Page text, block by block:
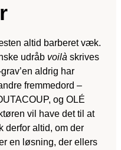
altid barberet væk.
udråb voilà skrives
aldrig har
fremmedord –
og OLÉ
vil have det til at
derfor altid, om der
en løsning, der ellers